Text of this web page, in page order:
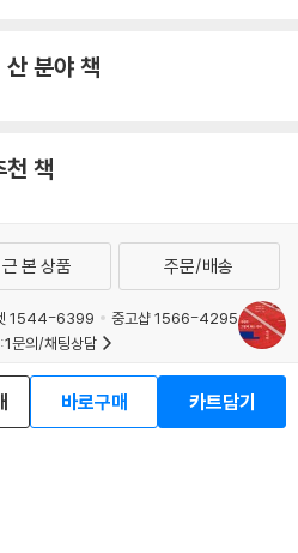
분야 책
천 책
바로구매 카트담기
본 상품 주문/배송
1544-6399
중고샵 1566-4295
문의/채팅상담
주) 사업자 정보
처리방침
청소년보호정책